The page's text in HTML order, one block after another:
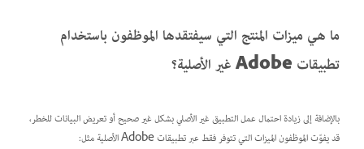
ما هي ميزات المنتج التي سيفتقدها الموظفون باستخدام
تطبيقات Adobe غير الأصلية؟
بالإضافة إلى زيادة احتمال عمل التطبيق غير الأصلي بشكل غير صحيح أو تعريض البيانات للخطر،
قد يفوّت الموظفون الميزات التي تتوفر فقط عبر تطبيقات Adobe الأصلية مثل: